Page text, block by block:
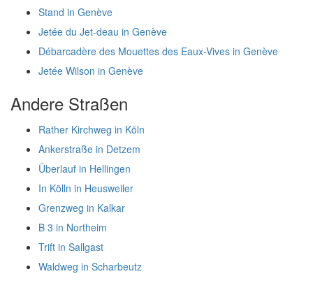
Stand in Genève
Jetée du Jet-deau in Genève
Débarcadère des Mouettes des Eaux-Vives in Genève
Jetée Wilson in Genève
Andere Straßen
Rather Kirchweg in Köln
Ankerstraße in Detzem
Überlauf in Hellingen
In Kölln in Heusweiler
Grenzweg in Kalkar
B 3 in Northeim
Trift in Sallgast
Waldweg in Scharbeutz